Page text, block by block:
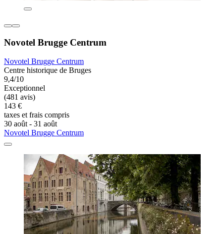
Novotel Brugge Centrum
Novotel Brugge Centrum
Centre historique de Bruges
9,4/10
Exceptionnel
(481 avis)
143 €
taxes et frais compris
30 août - 31 août
Novotel Brugge Centrum